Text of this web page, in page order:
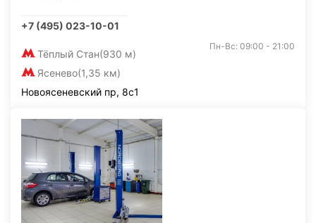
+7 (495) 023-10-01
Тёплый Стан(930 м)
Ясенево(1,35 км)
Пн-Вс: 09:00 - 21:00
Новоясеневский пр, 8с1